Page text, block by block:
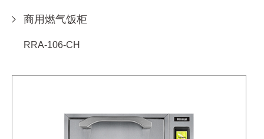
商用燃气饭柜
RRA-106-CH